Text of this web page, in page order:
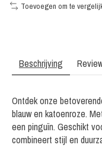
Toevoegen om te
Beschrijving
Ontdek onze
blauw en katoenroze.
een pinguïn. Geschikt
combineert stijl en